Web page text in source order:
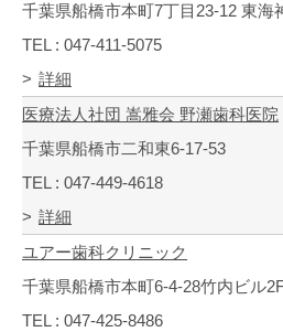
千葉県船橋市本町7丁目23-12 東海
TEL : 047-411-5075
詳細
医療法人社団 嵩雅会 野瀬歯科医院
千葉県船橋市二和東6-17-53
TEL : 047-449-4618
詳細
ユアー歯科クリニック
千葉県船橋市本町6-4-28竹内ビル
TEL : 047-425-8486